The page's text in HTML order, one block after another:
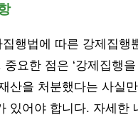
행법에 따른 강제집
요한 점은 ‘강제집행
산을 처분했다는 사실
있어야 합니다. 자세한